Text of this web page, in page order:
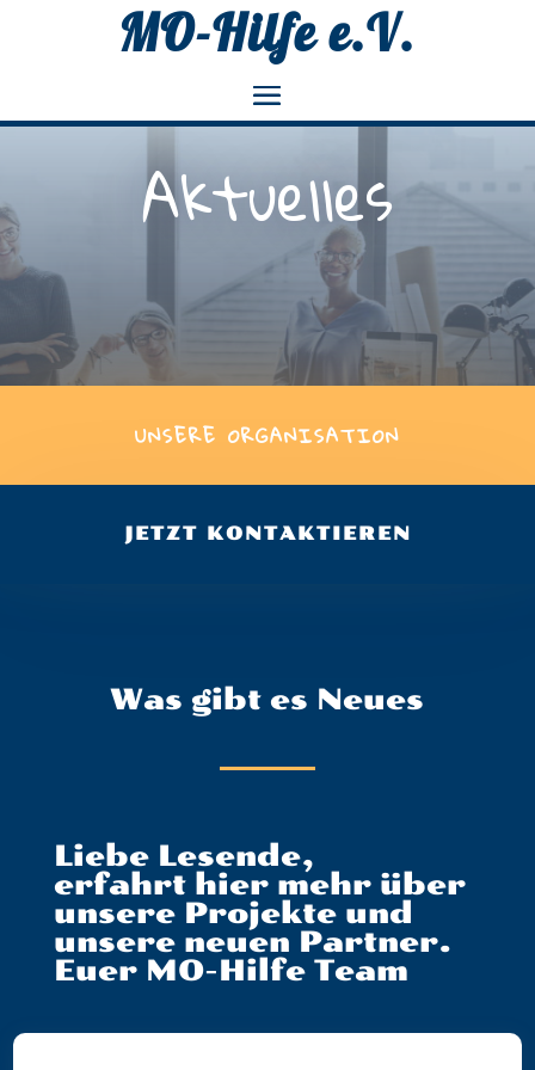
MO-Hilfe e.V.
Aktuelles
UNSERE ORGANISATION
JETZT KONTAKTIEREN
Was gibt es Neues
Liebe Lesende,
erfahrt hier mehr über
unsere Projekte und
unsere neuen Partner.
Euer MO-Hilfe Team